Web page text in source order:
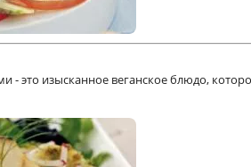
это изысканное веганское блюдо,